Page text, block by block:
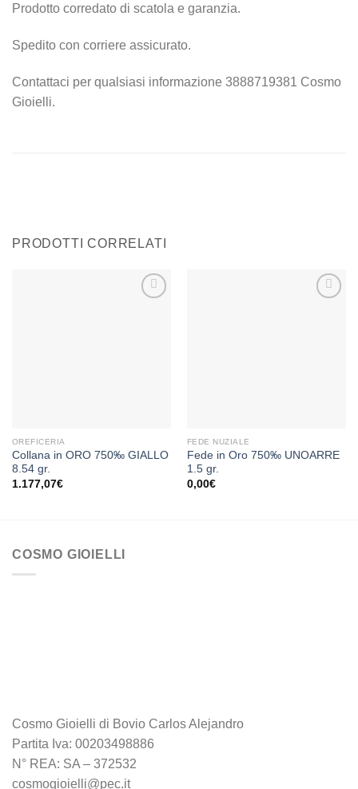
Prodotto corredato di scatola e garanzia.
Spedito con corriere assicurato.
Contattaci per qualsiasi informazione 3888719381 Cosmo
Gioielli.
PRODOTTI CORRELATI
OREFICERIA
Collana in ORO 750‰ GIALLO
8.54 gr.
1.177,07€
FEDE NUZIALE
Fede in Oro 750‰ UNOARRE
1.5 gr.
0,00€
COSMO GIOIELLI
Cosmo Gioielli di Bovio Carlos Alejandro
Partita Iva: 00203498886
N° REA: SA – 372532
cosmogioielli@pec.it